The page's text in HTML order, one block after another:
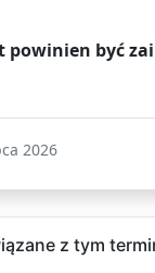
powinien być
2026
z tym